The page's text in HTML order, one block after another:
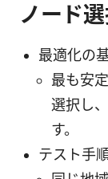
ノード
最適化の
最も安
選択し
す。
テスト手